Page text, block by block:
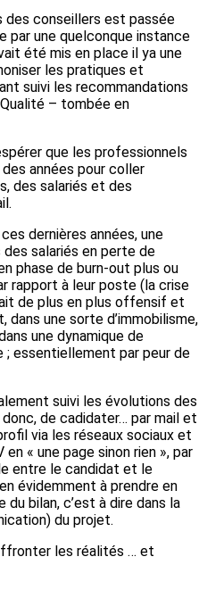
conseillers est passée
par une quelconque instance
été mis en place il ya une
les pratiques et
suivi les recommandations
Qualité – tombée en
que les professionnels
années pour coller
des salariés et des
dernières années, une
salariés en perte de
phase de burn-out plus ou
rapport à leur poste (la crise
de plus en plus offensif et
une sorte d’immobilisme,
une dynamique de
; essentiellement par peur de
suivi les évolutions des
de cadidater… par mail et
via les réseaux sociaux et
« une page sinon rien », par
entre le candidat et le
évidemment à prendre en
bilan, c’est à dire dans la
du projet.
les réalités … et